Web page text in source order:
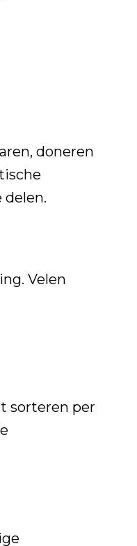
doneren
Velen
sorteren per